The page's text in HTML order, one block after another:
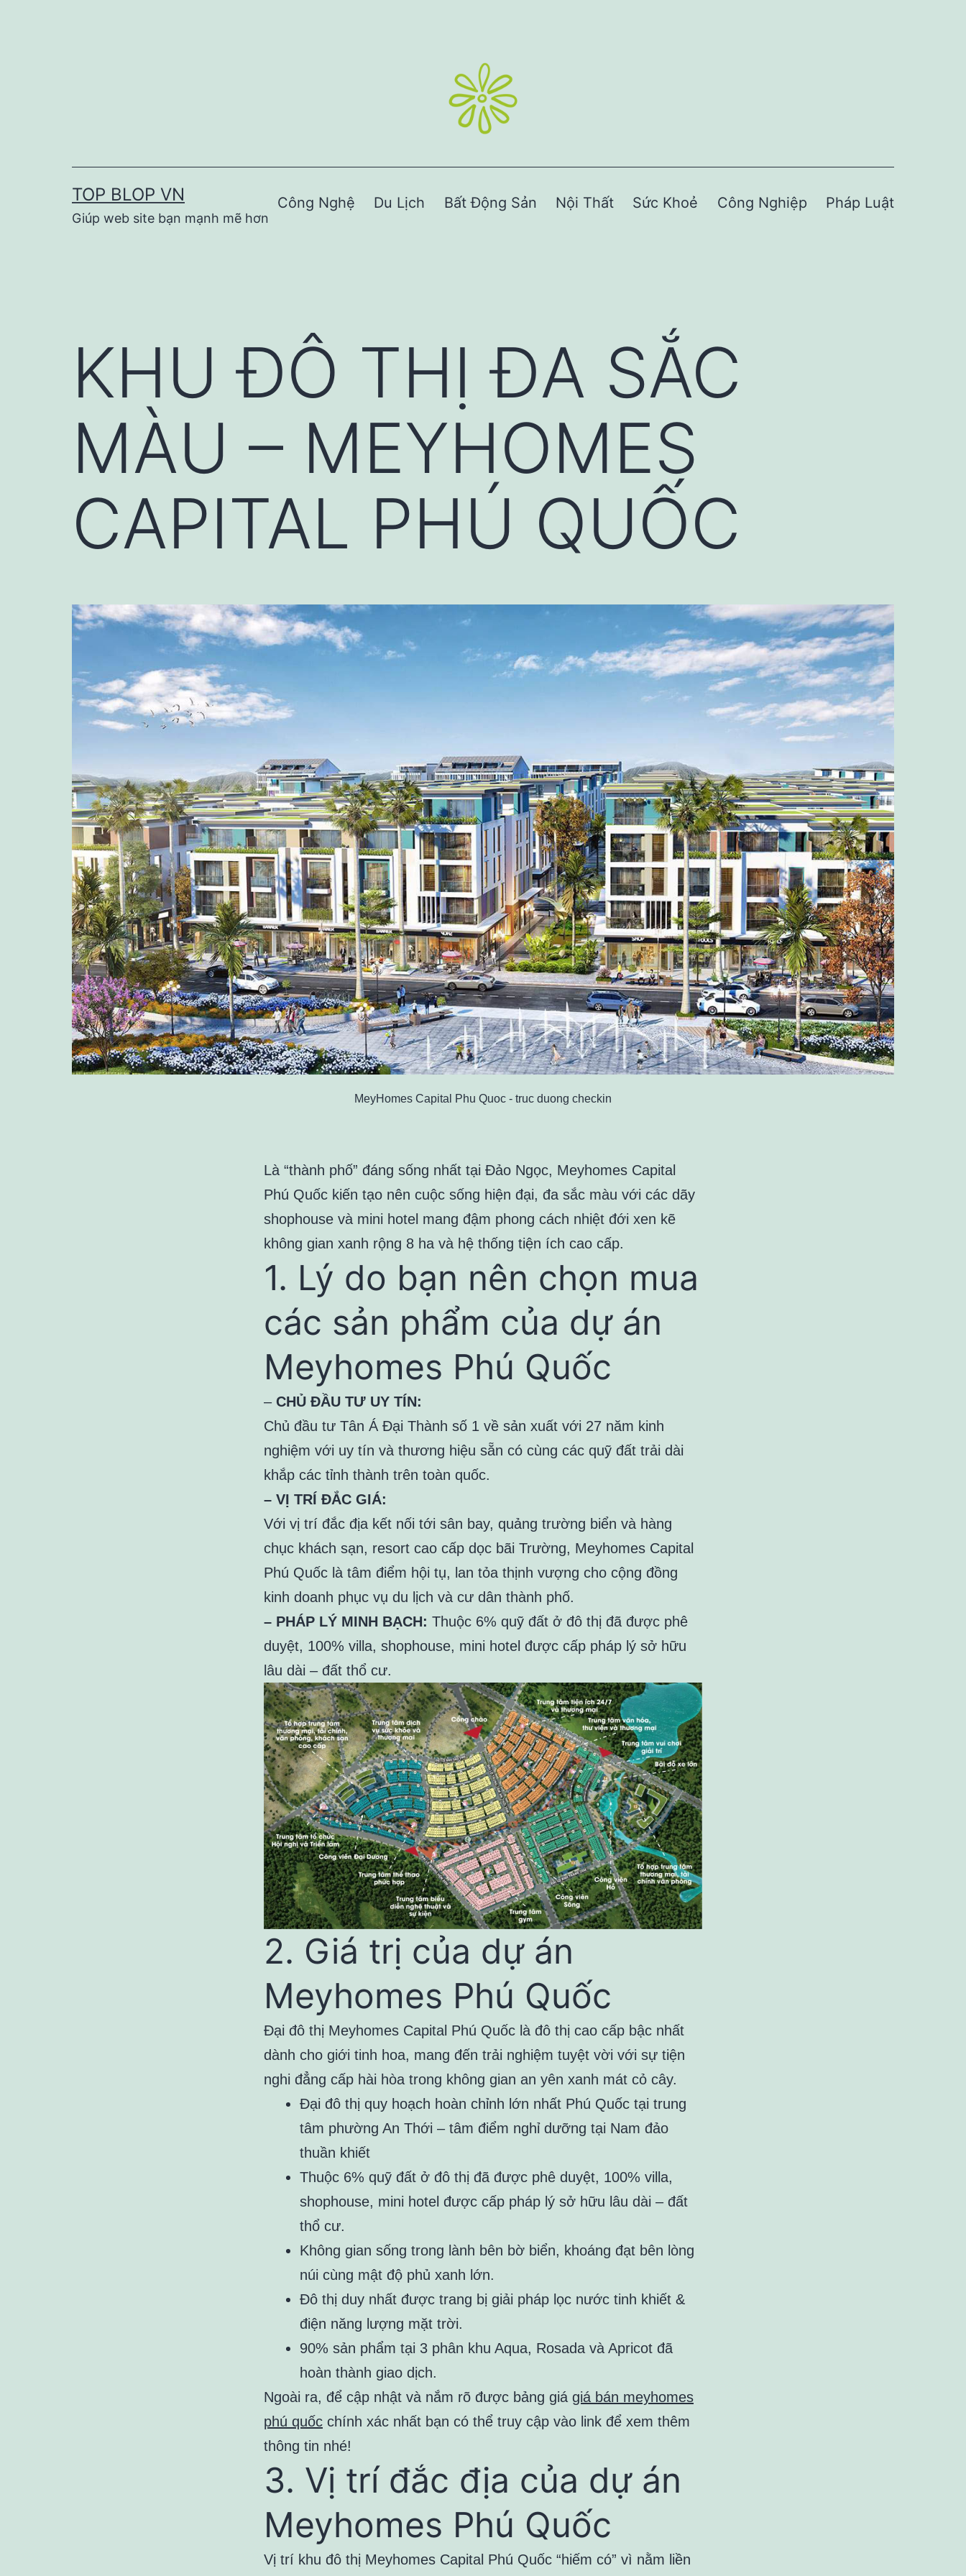
TOP BLOP VN
Giúp web site bạn mạnh mẽ hơn
Công Nghệ Du Lịch Bất Động Sản Nội Thất Sức Khoẻ Công Nghiệp Pháp Luật
KHU ĐÔ THỊ ĐA SẮC
MÀU – MEYHOMES
CAPITAL PHÚ QUỐC
MeyHomes Capital Phu Quoc - truc duong checkin
Là “thành phố” đáng sống nhất tại Đảo Ngọc, Meyhomes Capital
Phú Quốc kiến tạo nên cuộc sống hiện đại, đa sắc màu với các dãy
shophouse và mini hotel mang đậm phong cách nhiệt đới xen kẽ
không gian xanh rộng 8 ha và hệ thống tiện ích cao cấp.
1. Lý do bạn nên chọn mua
các sản phẩm của dự án
Meyhomes Phú Quốc
– CHỦ ĐẦU TƯ UY TÍN:
Chủ đầu tư Tân Á Đại Thành số 1 về sản xuất với 27 năm kinh
nghiệm với uy tín và thương hiệu sẵn có cùng các quỹ đất trải dài
khắp các tỉnh thành trên toàn quốc.
– VỊ TRÍ ĐẮC GIÁ:
Với vị trí đắc địa kết nối tới sân bay, quảng trường biển và hàng
chục khách sạn, resort cao cấp dọc bãi Trường, Meyhomes Capital
Phú Quốc là tâm điểm hội tụ, lan tỏa thịnh vượng cho cộng đồng
kinh doanh phục vụ du lịch và cư dân thành phố.
– PHÁP LÝ MINH BẠCH: Thuộc 6% quỹ đất ở đô thị đã được phê
duyệt, 100% villa, shophouse, mini hotel được cấp pháp lý sở hữu
lâu dài – đất thổ cư.
2. Giá trị của dự án
Meyhomes Phú Quốc
Đại đô thị Meyhomes Capital Phú Quốc là đô thị cao cấp bậc nhất
dành cho giới tinh hoa, mang đến trải nghiệm tuyệt vời với sự tiện
nghi đẳng cấp hài hòa trong không gian an yên xanh mát cỏ cây.
Đại đô thị quy hoạch hoàn chỉnh lớn nhất Phú Quốc tại trung
tâm phường An Thới – tâm điểm nghỉ dưỡng tại Nam đảo
thuần khiết
Thuộc 6% quỹ đất ở đô thị đã được phê duyệt, 100% villa,
shophouse, mini hotel được cấp pháp lý sở hữu lâu dài – đất
thổ cư.
Không gian sống trong lành bên bờ biển, khoáng đạt bên lòng
núi cùng mật độ phủ xanh lớn.
Đô thị duy nhất được trang bị giải pháp lọc nước tinh khiết &
điện năng lượng mặt trời.
90% sản phẩm tại 3 phân khu Aqua, Rosada và Apricot đã
hoàn thành giao dịch.
Ngoài ra, để cập nhật và nắm rõ được bảng giá giá bán meyhomes
phú quốc chính xác nhất bạn có thể truy cập vào link để xem thêm
thông tin nhé!
3. Vị trí đắc địa của dự án
Meyhomes Phú Quốc
Vị trí khu đô thị Meyhomes Capital Phú Quốc “hiếm có” vì nằm liền